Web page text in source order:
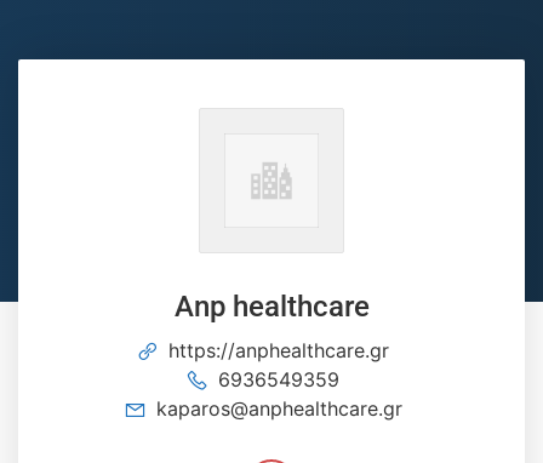
Αnp healthcare
https://anphealthcare.gr
6936549359
kaparos@anphealthcare.gr